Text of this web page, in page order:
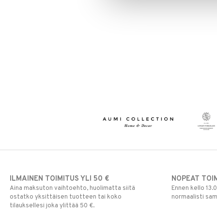
ILMAINEN TOIMITUS YLI 50 €
Aina maksuton vaihtoehto, huolimatta siitä
ostatko yksittäisen tuotteen tai koko
tilauksellesi joka ylittää 50 €.
NOPEAT
Ennen kello
normaalisti